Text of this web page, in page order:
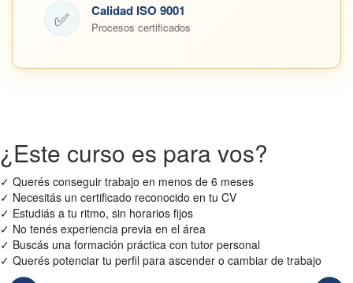
✅ Calidad ISO 9001
Procesos certificados
¿Este curso es para vos?
✓ Querés conseguir trabajo en menos de 6 meses
✓ Necesitás un certificado reconocido en tu CV
✓ Estudiás a tu ritmo, sin horarios fijos
✓ No tenés experiencia previa en el área
✓ Buscás una formación práctica con tutor personal
✓ Querés potenciar tu perfil para ascender o cambiar de trabajo